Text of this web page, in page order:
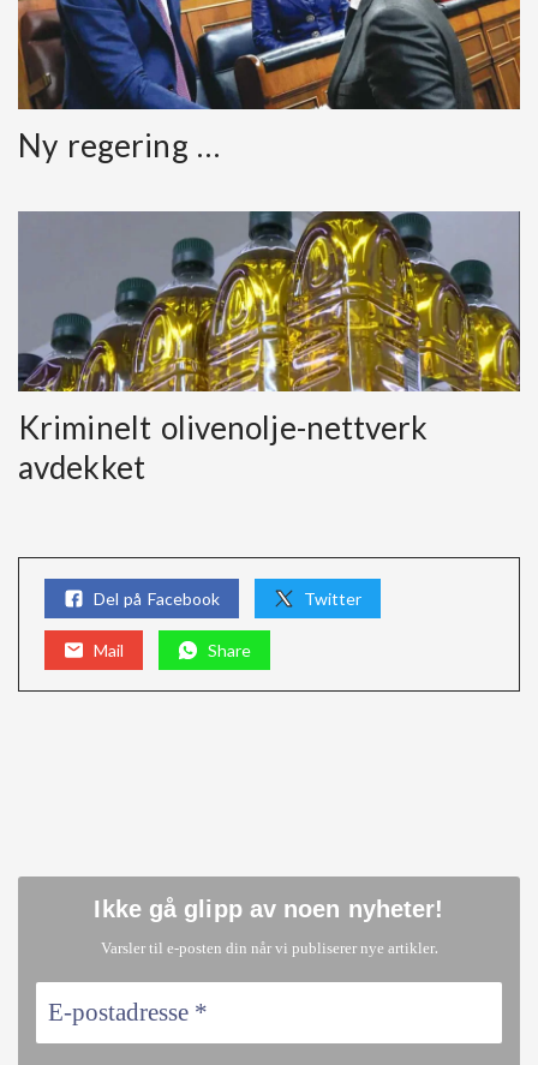
Ny regering …
Kriminelt olivenolje-nettverk
avdekket
Del på Facebook Twitter
Mail Share
Ikke gå glipp av noen nyheter!
Varsler til e-posten din når vi publiserer nye artikler.